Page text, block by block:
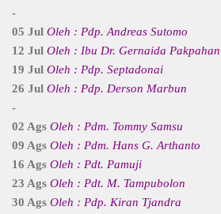
-
05 Jul Oleh : Pdp. Andreas Sutomo
12 Jul Oleh : Ibu Dr. Gernaida Pakpahan
19 Jul Oleh : Pdp. Septadonai
26 Jul Oleh : Pdp. Derson Marbun
-
02 Ags Oleh : Pdm. Tommy Samsu
09 Ags Oleh : Pdm. Hans G. Arthanto
16 Ags Oleh : Pdt. Pamuji
23 Ags Oleh : Pdt. M. Tampubolon
30 Ags Oleh : Pdp. Kiran Tjandra